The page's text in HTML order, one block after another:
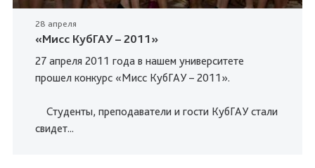
28 апреля
«Мисс КубГАУ – 2011»
27 апреля 2011 года в нашем университете
прошел конкурс «Мисс КубГАУ – 2011».
Студенты, преподаватели и гости КубГАУ стали
свидет...